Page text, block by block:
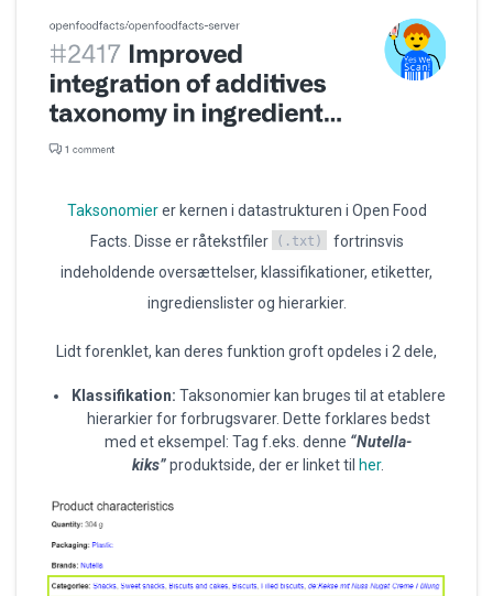
Taksonomierer kernen i datastrukturen i Open Food
Facts. Disse er råtekstfiler
(.txt)
fortrinsvis
indeholdende oversættelser, klassifikationer, etiketter,
ingredienslister og hierarkier.
Lidt forenklet, kan deres funktion groft opdeles i 2 dele,
Klassifikation: Taksonomier kan bruges til at etablere
hierarkier for forbrugsvarer. Dette forklares bedst
med et eksempel: Tag f.eks. denne “Nutella-
kiks”produktside, der er linket til her.